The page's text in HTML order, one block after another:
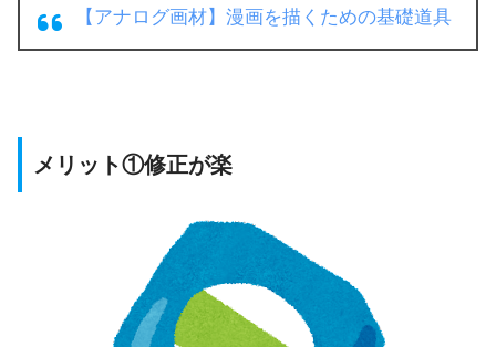
【アナログ画材】漫画を描くための基礎道具
メリット①修正が楽